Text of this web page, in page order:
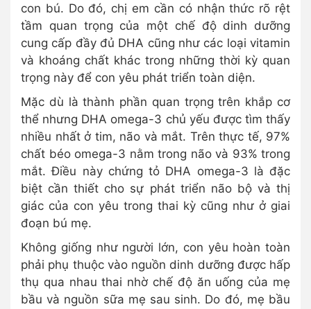
con bú. Do đó, chị em cần có nhận thức rõ rệt
tầm quan trọng của một chế độ dinh dưỡng
cung cấp đầy đủ DHA cũng như các loại vitamin
và khoáng chất khác trong những thời kỳ quan
trọng này để con yêu phát triển toàn diện.
Mặc dù là thành phần quan trọng trên khắp cơ
thể nhưng DHA omega-3 chủ yếu được tìm thấy
nhiều nhất ở tim, não và mắt. Trên thực tế, 97%
chất béo omega-3 nằm trong não và 93% trong
mắt. Điều này chứng tỏ DHA omega-3 là đặc
biệt cần thiết cho sự phát triển não bộ và thị
giác của con yêu trong thai kỳ cũng như ở giai
đoạn bú mẹ.
Không giống như người lớn, con yêu hoàn toàn
phải phụ thuộc vào nguồn dinh dưỡng được hấp
thụ qua nhau thai nhờ chế độ ăn uống của mẹ
bầu và nguồn sữa mẹ sau sinh. Do đó, mẹ bầu